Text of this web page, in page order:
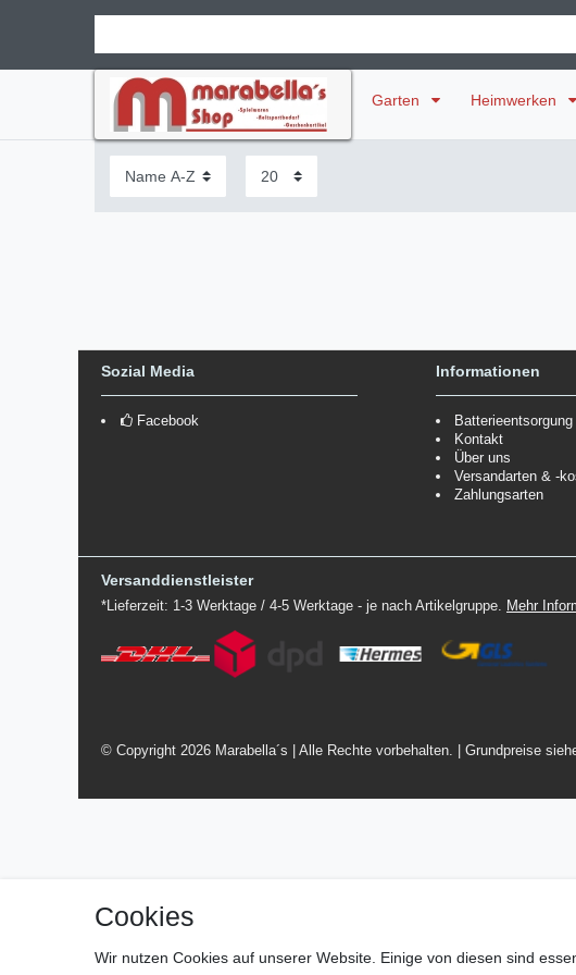
Garten Heimwerken
Sozial Media
Facebook
Informationen
Batterieentsorgung
Kontakt
Über uns
Versandarten & -
Zahlungsarten
Versanddienstleister
*Lieferzeit: 1-3 Werktage / 4-5 Werktage - je nach Artikelgruppe. Mehr
© Copyright 2026 Marabella´s | Alle Rechte vorbehalten. | Grundpreise
Cookies
Wir nutzen Cookies auf unserer Website. Einige von diesen sind